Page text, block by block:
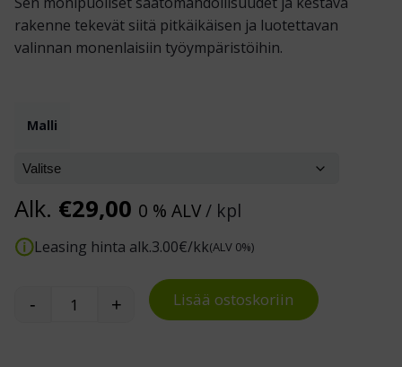
rakenne tekevät siitä pitkäikäisen ja luotettavan
valinnan monenlaisiin työympäristöihin.
Malli
Alk. €29,00 0 % ALV/ kpl
Leasing hinta alk.3.00€/kk(ALV 0%)
Muovinen Solid-työtuoli määrä
- + Lisää ostoskoriin